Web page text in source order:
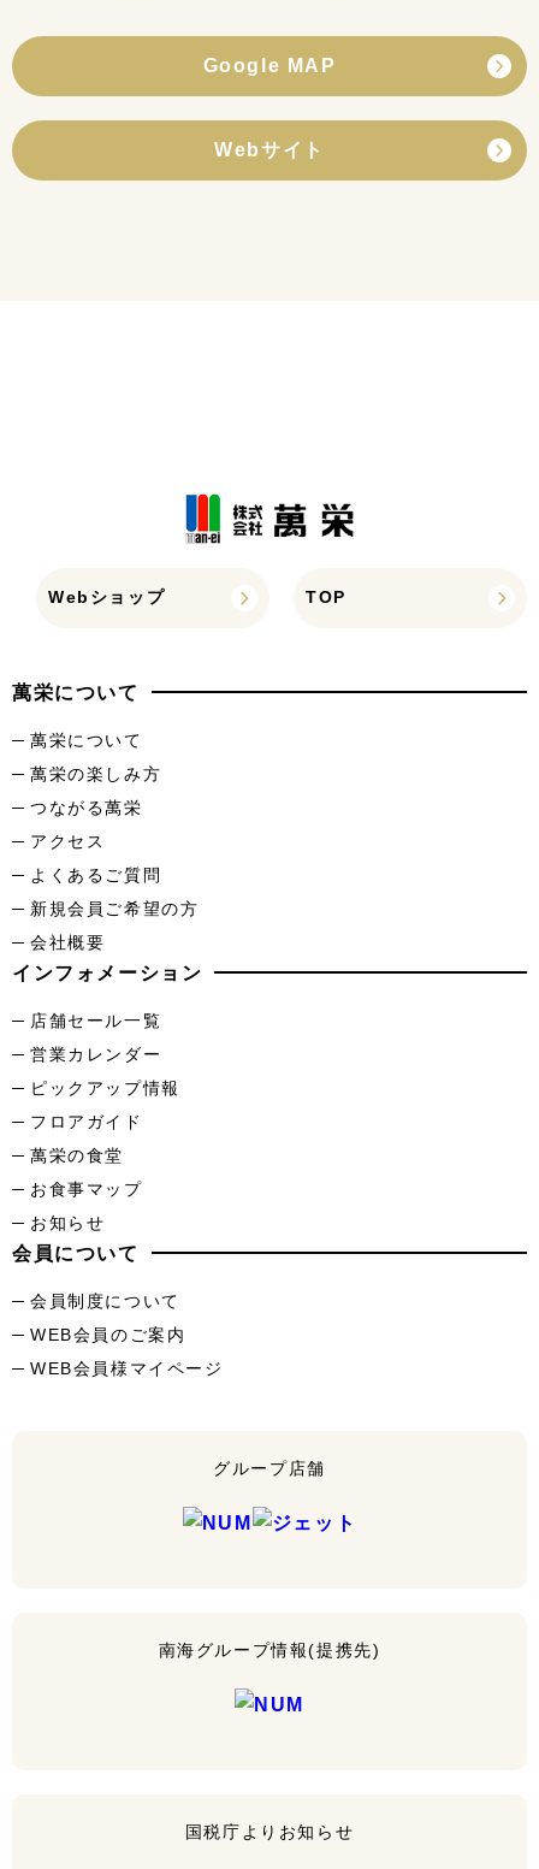
Google MAP
Webサイト
Webショップ TOP
萬栄について
萬栄について
萬栄の楽しみ方
つながる萬栄
アクセス
よくあるご質問
新規会員ご希望の方
会社概要
インフォメーション
店舗セール一覧
営業カレンダー
ピックアップ情報
フロアガイド
萬栄の食堂
お食事マップ
お知らせ
会員について
会員制度について
WEB会員のご案内
WEB会員様マイページ
グループ店舗
南海グループ情報(提携先)
国税庁よりお知らせ